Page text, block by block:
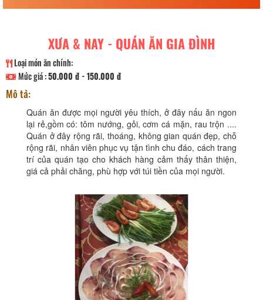
XƯA & NAY - QUÁN ĂN GIA ĐÌNH
Loại món ăn chính:
Mức giá :50.000 đ - 150.000 đ
Mô tả:
Quán ăn được mọi người yêu thích, ở đây nấu ăn ngon
lại rẻ,gồm có: tôm nướng, gỏi, cơm cá mặn, rau trộn ....
Quán ở đây rộng rãi, thoáng, không gian quán đẹp, chỗ
rộng rãi, nhân viên phục vụ tận tình chu đáo, cách trang
trí của quán tạo cho khách hàng cảm thấy thân thiện,
giá cả phải chăng, phù hợp với túi tiền của mọi người.